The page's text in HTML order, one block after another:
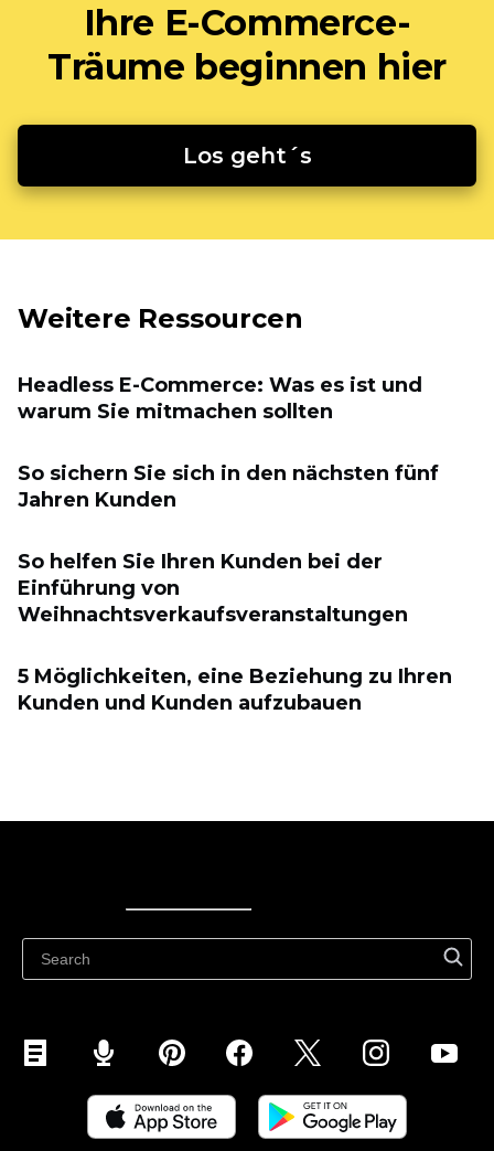
Ihre E-Commerce-
Träume beginnen hier
Los geht´s
Weitere Ressourcen
Headless E-Commerce: Was es ist und
warum Sie mitmachen sollten
So sichern Sie sich in den nächsten fünf
Jahren Kunden
So helfen Sie Ihren Kunden bei der
Einführung von
Weihnachtsverkaufsveranstaltungen
5 Möglichkeiten, eine Beziehung zu Ihren
Kunden und Kunden aufzubauen